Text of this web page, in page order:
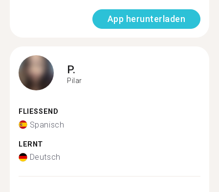
App herunterladen
P.
Pilar
FLIESSEND
Spanisch
LERNT
Deutsch